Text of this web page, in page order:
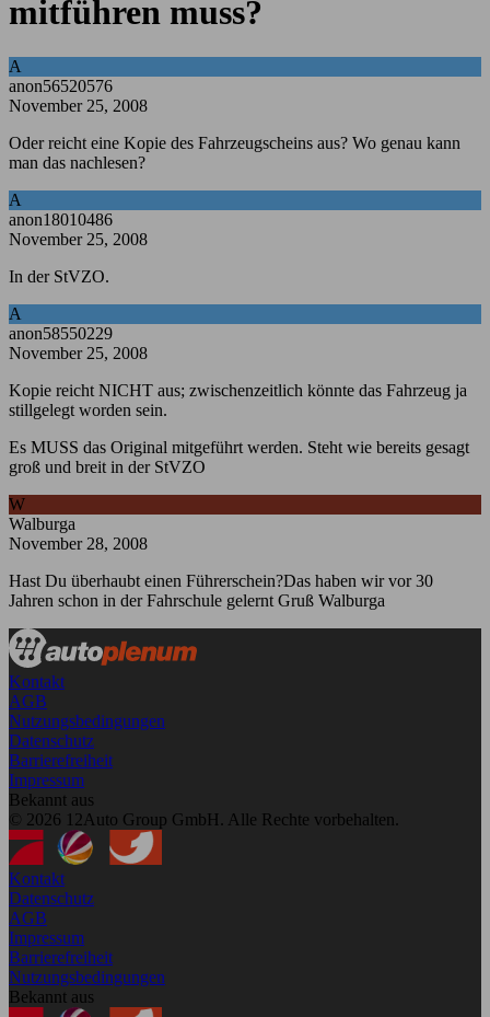
mitführen muss?
A
anon56520576
November 25, 2008
Oder reicht eine Kopie des Fahrzeugscheins aus? Wo genau kann
man das nachlesen?
A
anon18010486
November 25, 2008
In der StVZO.
A
anon58550229
November 25, 2008
Kopie reicht NICHT aus; zwischenzeitlich könnte das Fahrzeug ja
stillgelegt worden sein.
Es MUSS das Original mitgeführt werden. Steht wie bereits gesagt
groß und breit in der StVZO
W
Walburga
November 28, 2008
Hast Du überhaubt einen Führerschein?Das haben wir vor 30
Jahren schon in der Fahrschule gelernt Gruß Walburga
Kontakt
AGB
Nutzungsbedingungen
Datenschutz
Barrierefreiheit
Impressum
Bekannt aus
© 2026 12Auto Group GmbH. Alle Rechte vorbehalten.
Kontakt
Datenschutz
AGB
Impressum
Barrierefreiheit
Nutzungsbedingungen
Bekannt aus